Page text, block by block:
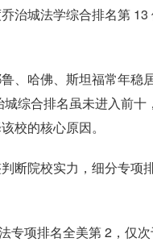
治城法学综合排名第
、哈佛、斯坦福常年稳
综合排名虽未进入前
校的核心原因。
断院校实力，细分专项
专项排名全美第 2，仅